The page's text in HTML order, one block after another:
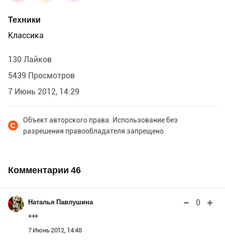
Техники
Классика
130 Лайков
5439 Просмотров
7 Июнь 2012, 14:29
Объект авторского права. Использование без
разрешения правообладателя запрещено.
Комментарии 46
Наталья Павлушина 0
+++
7 Июнь 2012, 14:48